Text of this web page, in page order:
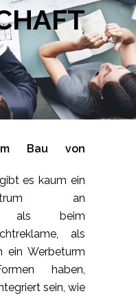
Bau von
es kaum ein
an
als beim
als
ein Werbeturm
haben,
sein, wie